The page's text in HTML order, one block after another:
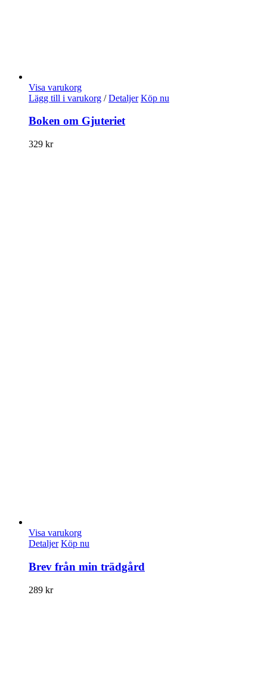
Visa varukorg
Lägg till i varukorg / Detaljer Köp nu
Boken om Gjuteriet
329 kr
Visa varukorg
Detaljer Köp nu
Brev från min trädgård
289 kr